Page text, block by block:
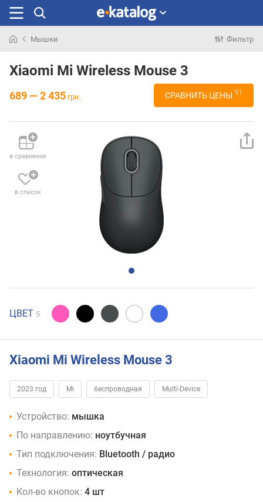
раньше
Мышки Фильтр
Xiaomi Mi Wireless Mouse 3
689 — 2 435 грн. СРАВНИТЬ ЦЕНЫ 91
в сравнение
в список
ЦВЕТ 5
Xiaomi Mi Wireless Mouse 3
2023 год Mi беспроводная Multi-Device
Устройство: мышка
По направлению: ноутбучная
Тип подключения: Bluetooth / радио
Технология: оптическая
Кол-во кнопок: 4 шт